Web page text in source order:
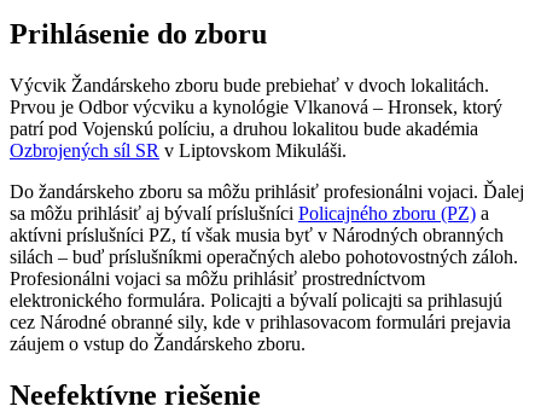
Prihlásenie do zboru
Výcvik Žandárskeho zboru bude prebiehať v dvoch lokalitách.
Prvou je Odbor výcviku a kynológie Vlkanová – Hronsek, ktorý
patrí pod Vojenskú políciu, a druhou lokalitou bude akadémia
Ozbrojených síl SR v Liptovskom Mikuláši.
Do žandárskeho zboru sa môžu prihlásiť profesionálni vojaci. Ďalej
sa môžu prihlásiť aj bývalí príslušníci Policajného zboru (PZ) a
aktívni príslušníci PZ, tí však musia byť v Národných obranných
silách – buď príslušníkmi operačných alebo pohotovostných záloh.
Profesionálni vojaci sa môžu prihlásiť prostredníctvom
elektronického formulára. Policajti a bývalí policajti sa prihlasujú
cez Národné obranné sily, kde v prihlasovacom formulári prejavia
záujem o vstup do Žandárskeho zboru.
Neefektívne riešenie